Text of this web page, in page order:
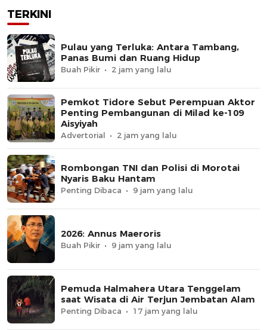
TERKINI
Pulau yang Terluka: Antara Tambang,
Panas Bumi dan Ruang Hidup
Buah Pikir 2 jam yang lalu
Pemkot Tidore Sebut Perempuan Aktor
Penting Pembangunan di Milad ke-109
Aisyiyah
Advertorial 2 jam yang lalu
Rombongan TNI dan Polisi di Morotai
Nyaris Baku Hantam
Penting Dibaca 9 jam yang lalu
2026: Annus Maeroris
Buah Pikir 9 jam yang lalu
Pemuda Halmahera Utara Tenggelam
saat Wisata di Air Terjun Jembatan Alam
Penting Dibaca 17 jam yang lalu